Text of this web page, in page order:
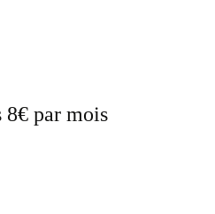
par mois